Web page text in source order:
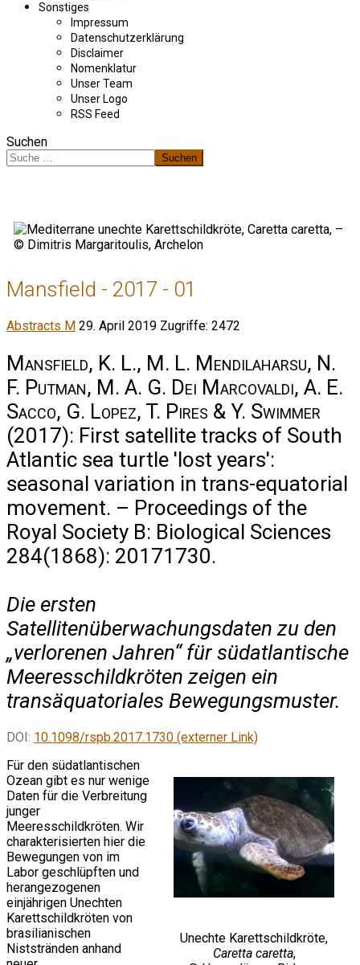
Sonstiges
Impressum
Datenschutzerklärung
Disclaimer
Nomenklatur
Unser Team
Unser Logo
RSS Feed
Suchen
Suchen
Mansfield - 2017 - 01
Abstracts M 29. April 2019 Zugriffe: 2472
Mansfield, K. L., M. L. Mendilaharsu, N.
F. Putman, M. A. G. Dei Marcovaldi, A. E.
Sacco, G. Lopez, T. Pires & Y. Swimmer
(2017): First satellite tracks of South
Atlantic sea turtle 'lost years':
seasonal variation in trans-equatorial
movement. – Proceedings of the
Royal Society B: Biological Sciences
284(1868): 20171730.
Die ersten
Satellitenüberwachungsdaten zu den
„verlorenen Jahren“ für südatlantische
Meeresschildkröten zeigen ein
transäquatoriales Bewegungsmuster.
DOI: 10.1098/rspb.2017.1730 (externer Link)
Unechte Karettschildkröte,
Caretta caretta,
Für den südatlantischen
Ozean gibt es nur wenige
Daten für die Verbreitung
junger
Meeresschildkröten. Wir
charakterisierten hier die
Bewegungen von im
Labor geschlüpften und
herangezogenen
einjährigen Unechten
Karettschildkröten von
brasilianischen
Niststränden anhand